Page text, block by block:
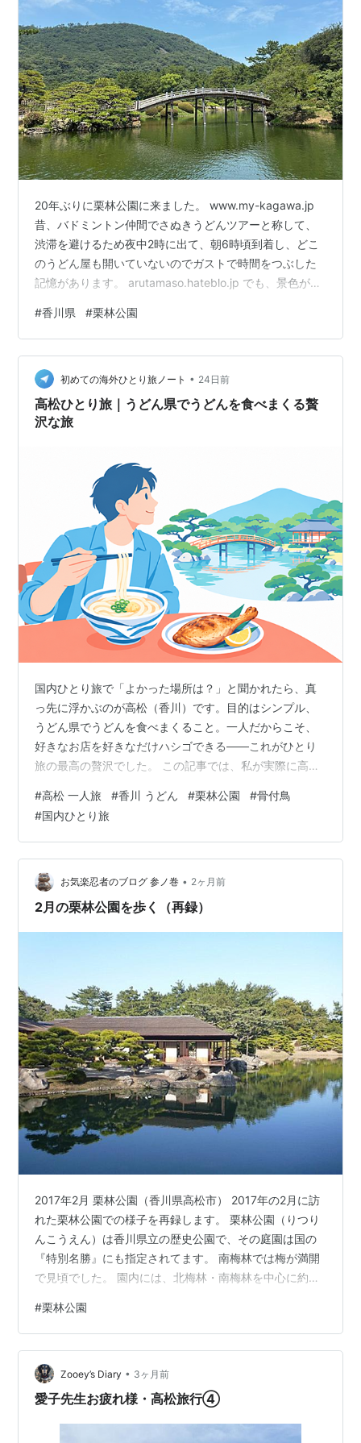
20年ぶりに栗林公園に来ました。 www.my-kagawa.jp
昔、バドミントン仲間でさぬきうどんツアーと称して、
渋滞を避けるため夜中2時に出て、朝6時頃到着し、どこ
のうどん屋も開いていないのでガストで時間をつぶした
記憶があります。 arutamaso.hateblo.jp でも、景色が素
ってみたいと思いました。しかし、車を降りるとやはり
口から出る言葉は「暑い！」でした。 栗林公園 東駐車場
が満車だったので、北駐車場へ。前回は東だった、と嫌
な予感は当たり、庭園内の見どころへは遠い入口です。
まぁ仕方ないと進みます。入場受付でスタッフの人に
「東…
#香川県 #栗林公園
初めての海外ひとり旅ノート • 24日前
高松ひとり旅｜うどん県でうどんを食べまくる贅
沢な旅
国内ひとり旅で「よかった場所は？」と聞かれたら、真
っ先に浮かぶのが高松（香川）です。目的はシンプル、
うどん県でうどんを食べまくること。一人だからこそ、
好きなお店を好きなだけハシゴできる——これがひとり
旅の最高の贅沢でした。 この記事では、私が実際に高松
好きはもちろん、初めての国内ひとり旅先を探してる人
にもおすすめです。 高松ひとり旅のメインは、やっぱり
「うどん巡り」 香川のうどんは、セルフ形式で1杯数百円
のお店も多く、一人でサクッと入って、次のお店へ、が
本当にやりやすい。私が回ったお店はこんな感じです。
手打十段 うどんバカ一代：釜バターうどん…
#高松 一人旅 #香川 うどん #栗林公園 #骨付鳥
#国内ひとり旅
お気楽忍者のブログ 参ノ巻 • 2ヶ月前
2月の栗林公園を歩く（再録）
2017年2月 栗林公園（香川県高松市） 2017年の2月に訪
れた栗林公園での様子を再録します。 栗林公園（りつり
んこうえん）は香川県立の歴史公園で、その庭園は国の
『特別名勝』にも指定されてます。 南梅林では梅が満開
で見頃でした。 園内には、北梅林・南梅林を中心に約
ます。どちらかと言えば赤系の梅の方が早咲きですね。
日暮亭 明治初期に建てられた石州流の茶室で、茅葺草庵
型の建物の中に茶室が5部屋あります。 石壁は、中国の
有名な赤壁（せきへき）に因んで名付けられました。 こ
の庭園は、16世紀後半に当時の豪族 佐藤氏によって築庭
#栗林公園
Zooey’s Diary • 3ヶ月前
愛子先生お疲れ様・高松旅行④